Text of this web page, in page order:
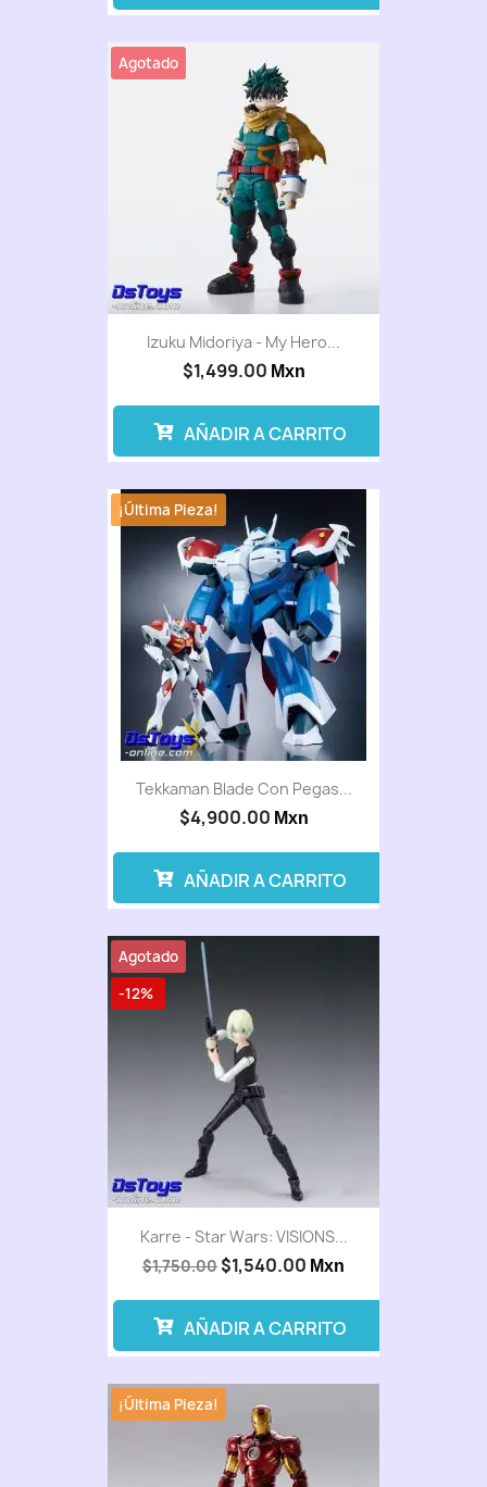
Izuku Midoriya - My Hero...
$1,499.00 Mxn
Agotado
AÑADIR A CARRITO
Tekkaman Blade Con Pegas...
$4,900.00 Mxn
¡Última Pieza!
AÑADIR A CARRITO
Karre - Star Wars: VISIONS...
$1,750.00 $1,540.00 Mxn
-12%
Agotado
AÑADIR A CARRITO
¡Última Pieza!